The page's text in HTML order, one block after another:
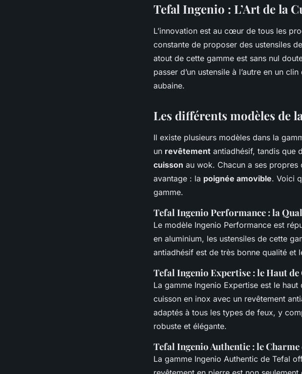
Tefal Ingenio : L’Art de la
L’innovation est au cœur de tous les
constante de proposer des ustensiles
atout de cette gamme est sans nul
passer d’un ustensile à l’autre en un
aubaine.
Les différents modèles de
Il existe plusieurs modèles dans la
un revêtement antiadhésif, tandis que
cuisson au wok. Chacun a ses
avantage : la poignée amovible. Voici
gamme.
Tefal Ingenio Performance : la
Le modèle Ingenio Performance est
en aluminium, les ustensiles de cette
antiadhésif est de très bonne qualité et
Tefal Ingenio Expertise : le Haut de
La gamme Ingenio Expertise est le
cuisson en inox avec un revêtement
adaptés à tous les types de feux, y
robuste et élégante.
Tefal Ingenio Authentic : le Charme
La gamme Ingenio Authentic de Tefal